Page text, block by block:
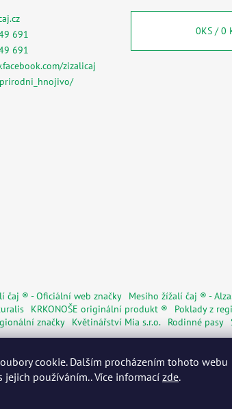
cookie. Dalším procházením tohoto webu
jejich používáním.. Více informacízde.
691
691
zizalicaj
0KS /0
čaj ® - Oficiální web značky Mesiho žížalí čaj ® -
KRKONOŠE originální produkt ® Poklady z
značky Květinářství Mia s.r.o. Rodinné pasy